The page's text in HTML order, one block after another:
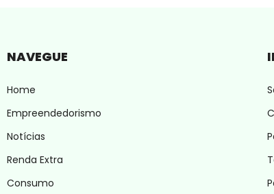
NAVEGUE
Home
Empreendedorismo
Notícias
Renda Extra
Consumo